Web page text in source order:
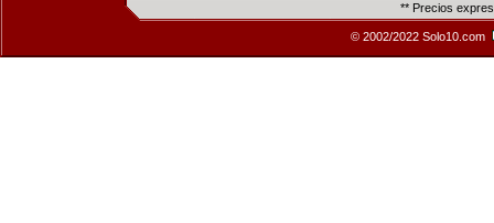
** Precios
© 2002/2022 Solo10.com